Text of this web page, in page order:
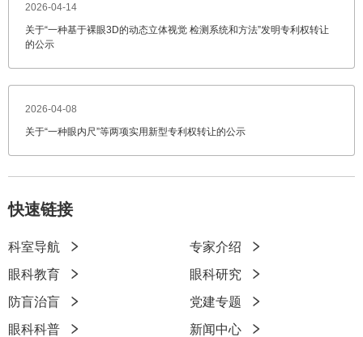
2026-04-14
关于“一种基于裸眼3D的动态立体视觉 检测系统和方法”发明专利权转让
的公示
2026-04-08
关于“一种眼内尺”等两项实用新型专利权转让的公示
快速链接
快
速
链
科室导航
专家介绍
眼科教育
眼科研究
防盲治盲
党建专题
眼科科普
新闻中心